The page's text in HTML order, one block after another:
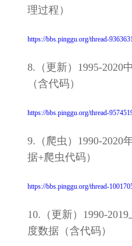
理过程）
https://bbs.pinggu.org/thread-
8.（更新）1995-2020
（含代码）
https://bbs.pinggu.org/thread-
9.（爬虫）1990-2020
据+爬虫代码）
https://bbs.pinggu.org/thread-
10.（更新）1990-
度数据（含代码）